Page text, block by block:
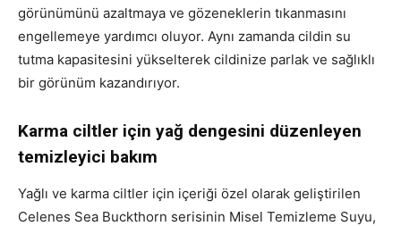
görünümünü azaltmaya ve gözeneklerin tıkanmasını
engellemeye yardımcı oluyor. Aynı zamanda cildin su
tutma kapasitesini yükselterek cildinize parlak ve sağlıklı
bir görünüm kazandırıyor.
Karma ciltler için yağ dengesini düzenleyen
temizleyici bakım
Yağlı ve karma ciltler için içeriği özel olarak geliştirilen
Celenes Sea Buckthorn serisinin Misel Temizleme Suyu,